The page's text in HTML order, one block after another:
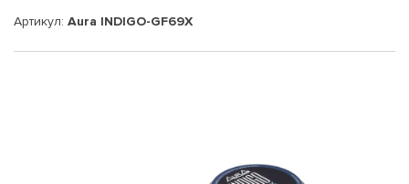
Артикул: Aura INDIGO-GF69X